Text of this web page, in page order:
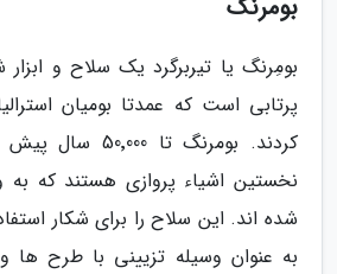
بومرنگ
بومِرنگ یا تیربرگرد یک سلاح و
پرتابی است که عمدتا بومیان
کردند. بومرنگ
نخستین اشیاء پروازی هستند که به
شده اند. این سلاح را برای شکار
به عنوان وسیله تزیینی با طرح